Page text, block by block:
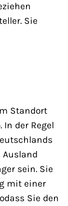
Sie
Standort
der Regel
Ausland
sein. Sie
mit einer
Sie den